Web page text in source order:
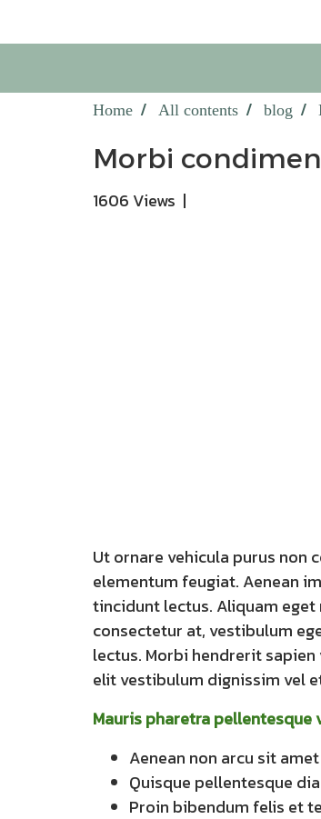
Home All contents blog
Morbi
1606 Views |
Ut ornare vehicula purus non
elementum feugiat. Aenean
tincidunt lectus. Aliquam eget
consectetur at, vestibulum
lectus. Morbi hendrerit
elit vestibulum dignissim vel
Mauris pharetra pellentesque
Aenean non arcu sit
Quisque pellentesque
Proin bibendum felis et